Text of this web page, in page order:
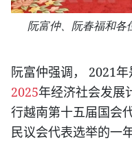
阮富仲、阮春福和各
阮富仲强调， 2021年
2025年经济社会发展
行越南第十五届国会
民议会代表选举的一